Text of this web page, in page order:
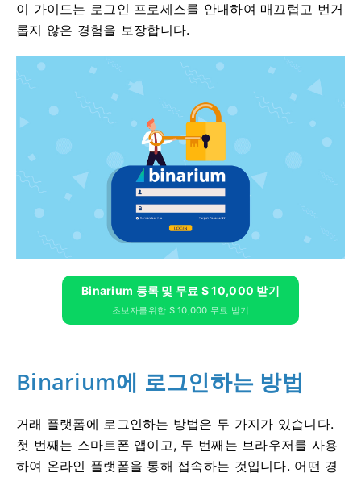
이 가이드는 로그인 프로세스를 안내하여 매끄럽고 번거
롭지 않은 경험을 보장합니다.
Binarium 등록 및 무료 $ 10,000 받기
초보자를위한 $ 10,000 무료 받기
Binarium에 로그인하는 방법
거래 플랫폼에 로그인하는 방법은 두 가지가 있습니다.
첫 번째는 스마트폰 앱이고, 두 번째는 브라우저를 사용
하여 온라인 플랫폼을 통해 접속하는 것입니다. 어떤 경